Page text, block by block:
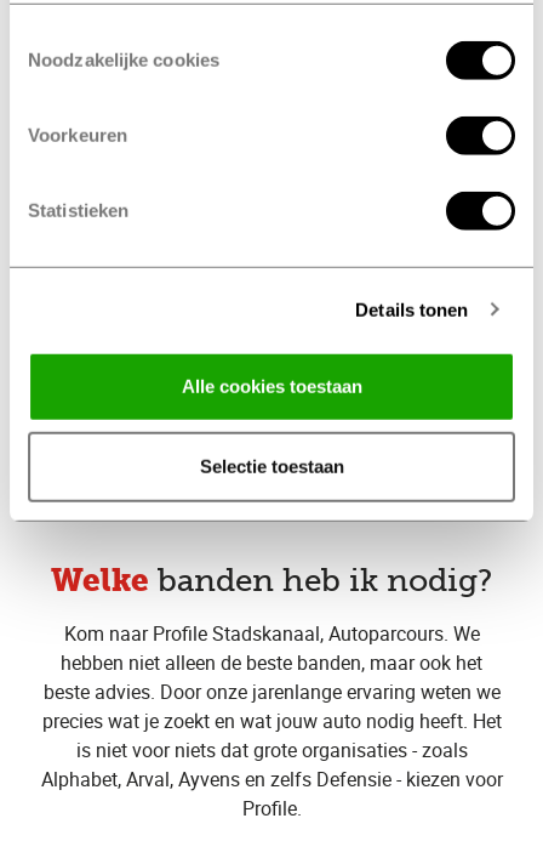
Noodzakelijke cookies
Voorkeuren
Statistieken
Details tonen
Alle cookies toestaan
Selectie toestaan
Maak een onderhoudsbeurt afspraak
Autoparcours
De wettelijke minimaleprofieldiepte
veiligheid om je banden bij 2 mm profieldiepte te
vervangen. Voor winterbanden adviseren wij om met
minimaal 4 mm profieldiepte te rijden.
Welke banden heb ik nodig?
Kom naar Profile Stadskanaal, Autoparcours. We
hebben niet alleen de beste banden, maar ook het
beste advies. Door onze jarenlange ervaring weten we
precies wat je zoekt en wat jouw auto nodig heeft. Het
is niet voor niets dat grote organisaties - zoals
Alphabet, Arval, Ayvens en zelfs Defensie - kiezen voor
Profile.